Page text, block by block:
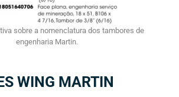
sobre a nomenclatura dos tambores de
engenharia Martin.
WING MARTIN